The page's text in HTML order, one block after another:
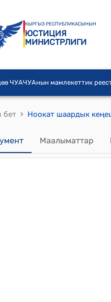
КЫРГЫЗ РЕСПУБЛИКАСЫНЫН
ЮСТИЦИЯ
МИНИСТРЛИГИ
ЧУАЧУАнын мамлекеттик
бет ›
Маалыматтар